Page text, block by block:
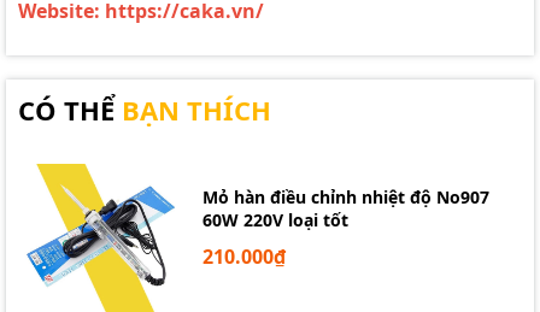
Website: https://caka.vn/
CÓ THỂ BẠN THÍCH
Mỏ hàn điều chỉnh nhiệt độ No907
60W 220V loại tốt
210.000₫